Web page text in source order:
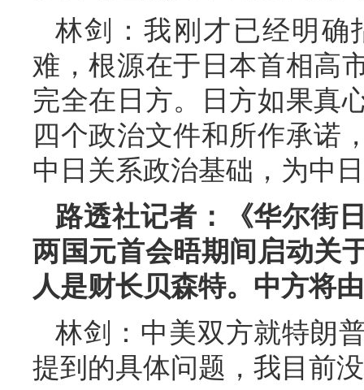
林剑：我刚才已经明确
难，根源在于日本首相高
完全在日方。日方如果真
四个政治文件和所作承诺
中日关系政治基础，为中
路透社记者：《华尔街
两国元首会晤期间启动关
人是财长贝森特。中方将
林剑：中美双方就特朗
提到的具体问题，我目前